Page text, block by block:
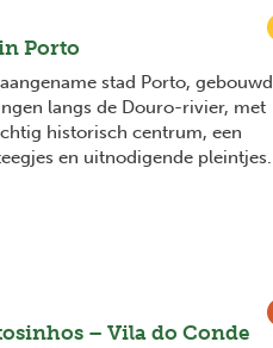
Porto
stad Porto, gebouwd
langs de Douro-rivier, met
historisch centrum, een
en uitnodigende pleintjes.
– Vila do Conde